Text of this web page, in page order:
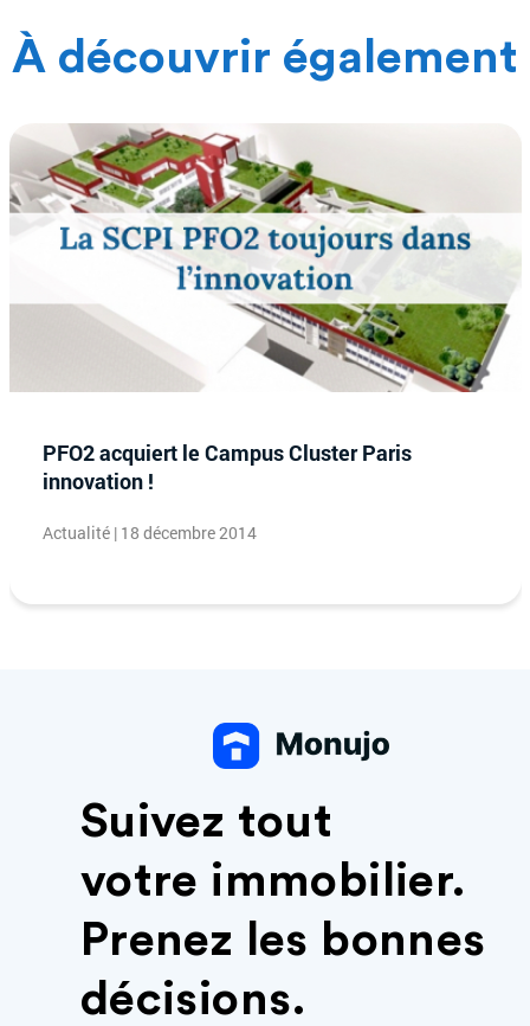
À découvrir également
PFO2 acquiert le Campus Cluster Paris
innovation !
Actualité | 18 décembre 2014
Suivez tout
votre immobilier.
Prenez les bonnes
décisions.